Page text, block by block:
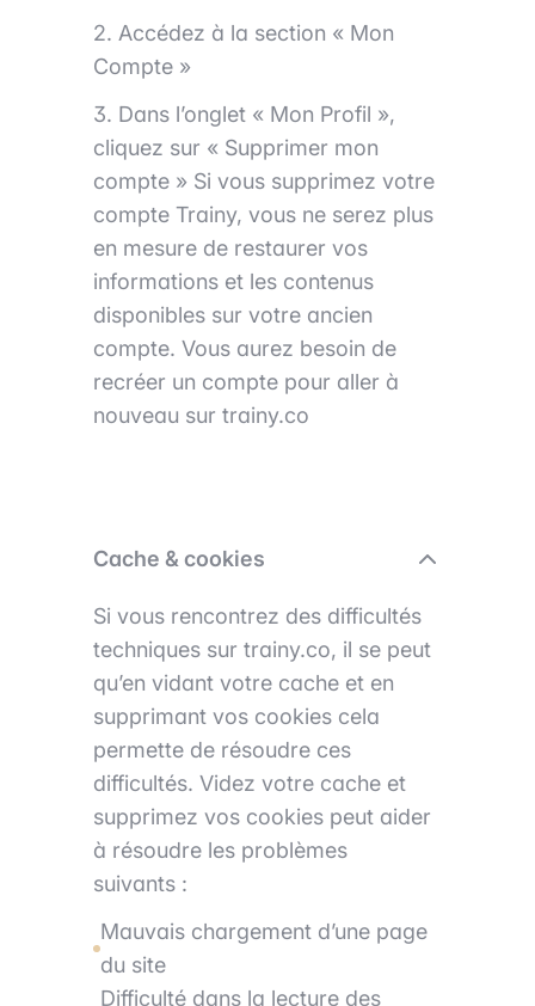
2. Accédez à la section « Mon
Compte »
3. Dans l’onglet « Mon Profil »,
cliquez sur « Supprimer mon
compte » Si vous supprimez votre
compte Trainy, vous ne serez plus
en mesure de restaurer vos
informations et les contenus
disponibles sur votre ancien
compte. Vous aurez besoin de
recréer un compte pour aller à
nouveau sur trainy.co
Cache & cookies
Si vous rencontrez des difficultés
techniques sur trainy.co, il se peut
qu’en vidant votre cache et en
supprimant vos cookies cela
permette de résoudre ces
difficultés. Videz votre cache et
supprimez vos cookies peut aider
à résoudre les problèmes
suivants :
Mauvais chargement d’une page
du site
Difficulté dans la lecture des